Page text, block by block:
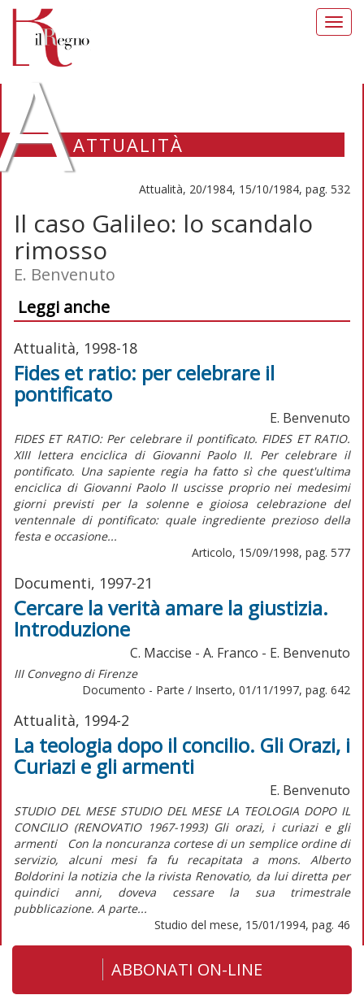
ATTUALITÀ
Attualità, 20/1984, 15/10/1984, pag. 532
Il caso Galileo: lo scandalo
rimosso
E. Benvenuto
Leggi anche
Attualità, 1998-18
Fides et ratio: per celebrare il
pontificato
E. Benvenuto
FIDES ET RATIO: Per celebrare il pontificato. FIDES ET RATIO.
XIII lettera enciclica di Giovanni Paolo II. Per celebrare il
pontificato. Una sapiente regia ha fatto sì che quest'ultima
enciclica di Giovanni Paolo II uscisse proprio nei medesimi
giorni previsti per la solenne e gioiosa celebrazione del
ventennale di pontificato: quale ingrediente prezioso della
festa e occasione...
Articolo, 15/09/1998, pag. 577
Documenti, 1997-21
Cercare la verità amare la giustizia.
Introduzione
C. Maccise - A. Franco - E. Benvenuto
III Convegno di Firenze
Documento - Parte / Inserto, 01/11/1997, pag. 642
Attualità, 1994-2
La teologia dopo il concilio. Gli Orazi, i
Curiazi e gli armenti
E. Benvenuto
STUDIO DEL MESE STUDIO DEL MESE LA TEOLOGIA DOPO IL
CONCILIO (RENOVATIO 1967-1993) Gli orazi, i curiazi e gli
armenti Con la noncuranza cortese di un semplice ordine di
servizio, alcuni mesi fa fu recapitata a mons. Alberto
Boldorini la notizia che la rivista Renovatio, da lui diretta per
quindici anni, doveva cessare la sua trimestrale
pubblicazione. A parte...
Studio del mese, 15/01/1994, pag. 46
ABBONATI ON-LINE